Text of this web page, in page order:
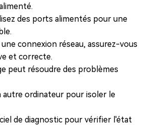
des ports alimentés pour une
connexion réseau, assurez-vous
et correcte.
peut résoudre des problèmes
autre ordinateur pour isoler le
de diagnostic pour vérifier l'état